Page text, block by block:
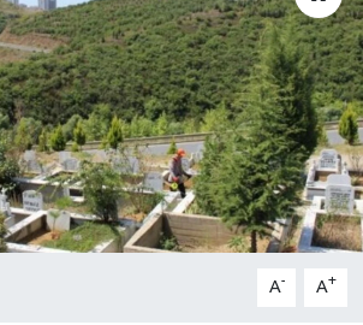
A- A+